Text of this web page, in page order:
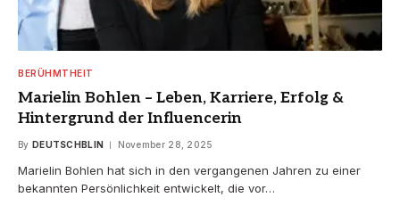
BERÜHMTHEIT
Marielin Bohlen – Leben, Karriere, Erfolg &
Hintergrund der Influencerin
By DEUTSCHBLIN November 28, 2025
Marielin Bohlen hat sich in den vergangenen Jahren zu einer
bekannten Persönlichkeit entwickelt, die vor…